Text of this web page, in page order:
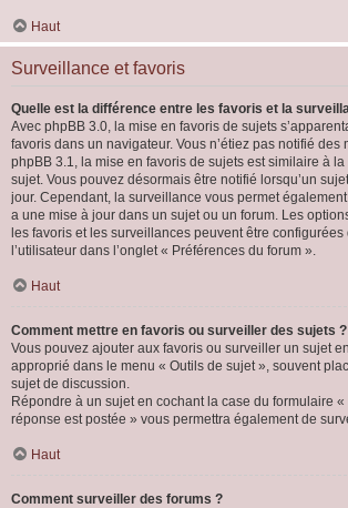
Haut
Surveillance et favoris
Quelle est la différence entre les favoris et la
Avec phpBB 3.0, la mise en favoris de sujets
favoris dans un navigateur. Vous n’étiez pas notifié des
phpBB 3.1, la mise en favoris de sujets est similaire à la
sujet. Vous pouvez désormais être notifié lorsqu’un
jour. Cependant, la surveillance vous permet également
a une mise à jour dans un sujet ou un forum. Les
les favoris et les surveillances peuvent être
l’utilisateur dans l’onglet « Préférences du forum ».
Haut
Comment mettre en favoris ou surveiller des sujets ?
Vous pouvez ajouter aux favoris ou surveiller un sujet
approprié dans le menu « Outils de sujet », souvent
sujet de discussion.
Répondre à un sujet en cochant la case du formulaire «
réponse est postée » vous permettra également de
Haut
Comment surveiller des forums ?